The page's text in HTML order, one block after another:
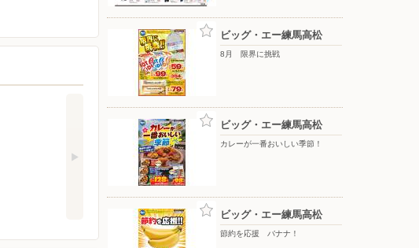
ビッグ・エー練馬高松
8月 限界に挑戦
ビッグ・エー練馬高松
カレーが一番おいしい季節！
ビッグ・エー練馬高松
節約を応援 バナナ！